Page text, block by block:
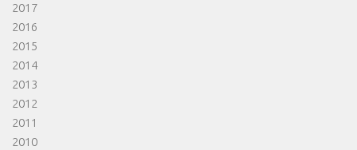
2017
2016
2015
2014
2013
2012
2011
2010